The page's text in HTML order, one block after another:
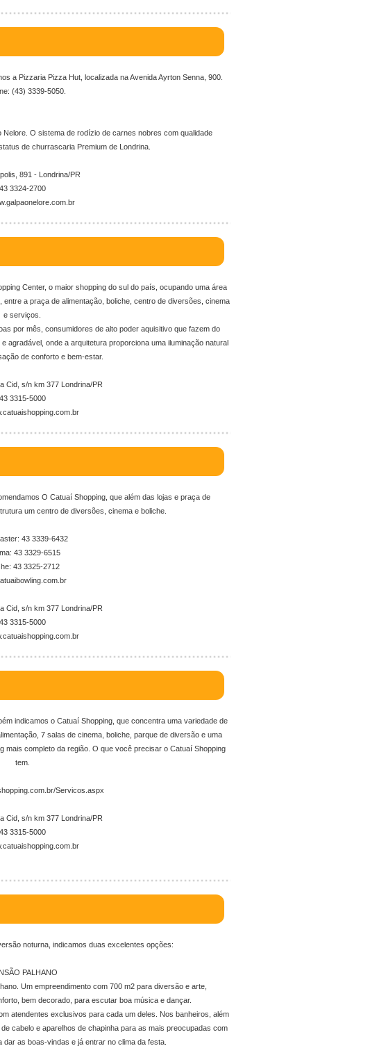
a Pizzaria Pizza Hut, localizada na Avenida Ayrton Senna, 900.
(43) 3339-5050.
O sistema de rodízio de carnes nobres com qualidade
de churrascaria Premium de Londrina.
891 - Londrina/PR
43 3324-2700
Center, o maior shopping do sul do país, ocupando uma área
a praça de alimentação, boliche, centro de diversões, cinema
e serviços.
por mês, consumidores de alto poder aquisitivo que fazem do
agradável, onde a arquitetura proporciona uma iluminação natural
de conforto e bem-estar.
Cid, s/n km 377 Londrina/PR
43 3315-5000
O Catuaí Shopping, que além das lojas e praça de
um centro de diversões, cinema e boliche.
43 3339-6432
43 3329-6515
43 3325-2712
Cid, s/n km 377 Londrina/PR
43 3315-5000
indicamos o Catuaí Shopping, que concentra uma variedade de
7 salas de cinema, boliche, parque de diversão e uma
mais completo da região. O que você precisar o Catuaí Shopping
tem.
Servicos.aspx
Cid, s/n km 377 Londrina/PR
43 3315-5000
noturna, indicamos duas excelentes opções:
PALHANO
Um empreendimento com 700 m2 para diversão e arte,
bem decorado, para escutar boa música e dançar.
atendentes exclusivos para cada um deles. Nos banheiros, além
cabelo e aparelhos de chapinha para as mais preocupadas com
as boas-vindas e já entrar no clima da festa.